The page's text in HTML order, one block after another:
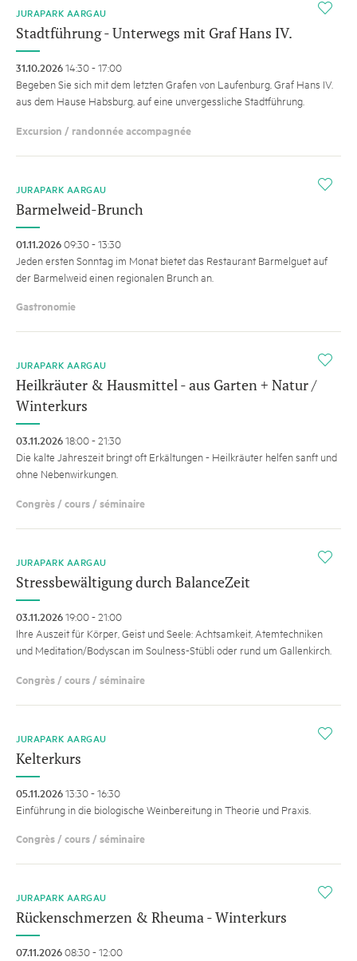
i
JURAPARK AARGAU
Stadtführung - Unterwegs mit Graf Hans IV.
31.10.202614:30 - 17:00
Begeben Sie sich mit dem letzten Grafen von Laufenburg, Graf Hans IV.
aus dem Hause Habsburg, auf eine unvergessliche Stadtführung.
Excursion / randonnée accompagnée
i
JURAPARK AARGAU
Barmelweid-Brunch
01.11.202609:30 - 13:30
Jeden ersten Sonntag im Monat bietet das Restaurant Barmelguet auf
der Barmelweid einen regionalen Brunch an.
Gastronomie
i
JURAPARK AARGAU
Heilkräuter & Hausmittel - aus Garten + Natur /
Winterkurs
03.11.202618:00 - 21:30
Die kalte Jahreszeit bringt oft Erkältungen - Heilkräuter helfen sanft und
ohne Nebenwirkungen.
Congrès / cours / séminaire
i
JURAPARK AARGAU
Stressbewältigung durch BalanceZeit
03.11.202619:00 - 21:00
Ihre Auszeit für Körper, Geist und Seele: Achtsamkeit, Atemtechniken
und Meditation/Bodyscan im Soulness-Stübli oder rund um Gallenkirch.
Congrès / cours / séminaire
i
JURAPARK AARGAU
Kelterkurs
05.11.202613:30 - 16:30
Einführung in die biologische Weinbereitung in Theorie und Praxis.
Congrès / cours / séminaire
i
JURAPARK AARGAU
Rückenschmerzen & Rheuma - Winterkurs
07.11.202608:30 - 12:00